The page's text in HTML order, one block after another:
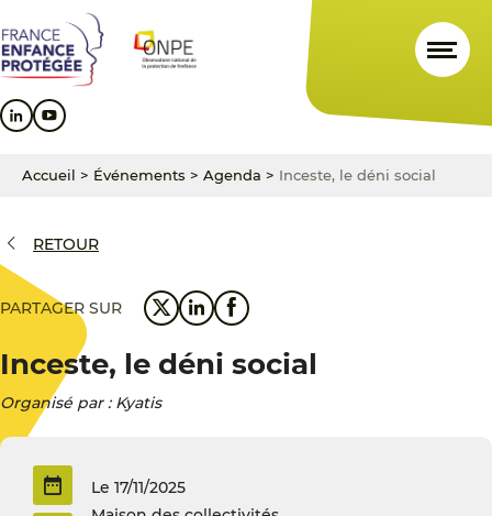
au
contenu
principal
au
menu
principal
au
pied
de
Accueil > Événements > Agenda > Inceste, le déni social
RETOUR
PARTAGER SUR
Inceste, le déni social
Organisé par : Kyatis
Le 17/11/2025